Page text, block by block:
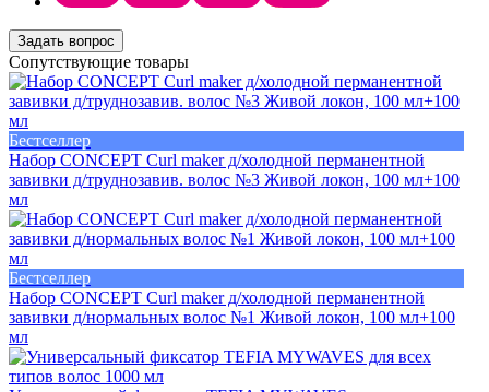
Задать вопрос
Сопутствующие товары
Бестселлер
Набор CONCEPT Curl maker д/холодной перманентной
завивки д/труднозавив. волос №3 Живой локон, 100 мл+100
мл
Бестселлер
Набор CONCEPT Curl maker д/холодной перманентной
завивки д/нормальных волос №1 Живой локон, 100 мл+100
мл